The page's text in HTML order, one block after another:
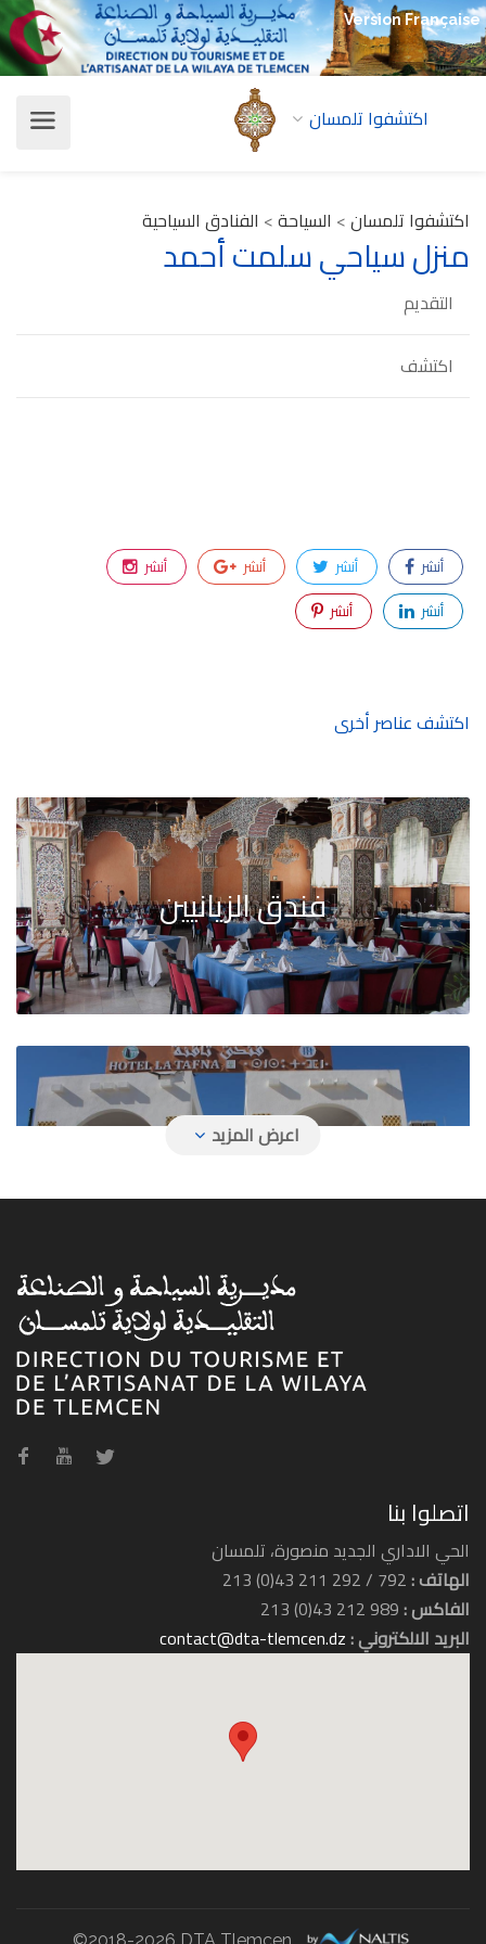
Version Française
اكتشفوا تلمسان
اكتشفوا تلمسان> السياحة> الفنادق السياحية
منزل سياحي سلمت أحمد
التقديم
اكتشف
أنشر أنشر أنشر
أنشر
أنشر
أنشر
اكتشف عناصر أخرى
فندق الزيانيين
فندق تافنة
فندق حمام بوغرارة
فندق الرياض
اتصلوا بنا
الحي الاداري الجديد منصورة، تلمسان
الهاتف :792 / 292 211 43(0) 213
الفاكس :989 212 43(0) 213
البريد الالكتروني :contact@dta-tlemcen.dz
©2018-2026 DTA Tlemcen.